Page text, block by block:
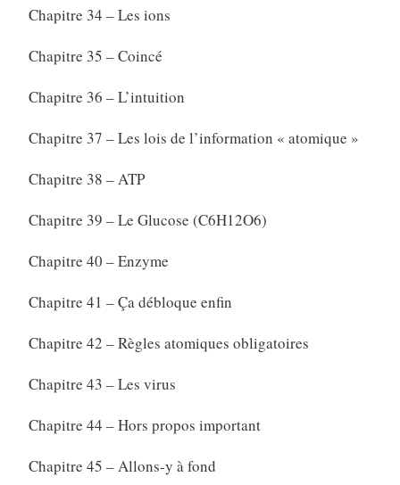
Chapitre 34 – Les ions
Chapitre 35 – Coincé
Chapitre 36 – L’intuition
Chapitre 37 – Les lois de l’information « atomique »
Chapitre 38 – ATP
Chapitre 39 – Le Glucose (C6H12O6)
Chapitre 40 – Enzyme
Chapitre 41 – Ça débloque enfin
Chapitre 42 – Règles atomiques obligatoires
Chapitre 43 – Les virus
Chapitre 44 – Hors propos important
Chapitre 45 – Allons-y à fond